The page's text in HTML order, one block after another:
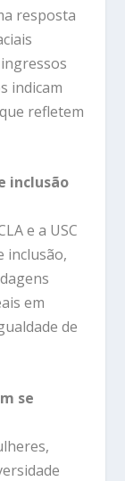
resposta
indicam
refletem
inclusão
e a USC
inclusão,
em
de
se